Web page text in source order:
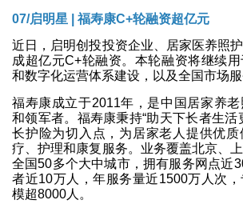
07/启明星 | 福寿康C+轮融资超亿元
近日，启明创投投资企业、居家医养照
成超亿元C+轮融资。本轮融资将继续
和数字化运营体系建设，以及全国市场服
福寿康成立于2011年，是中国居家养
和领军者。福寿康秉持“助天下长者生活
长护险为切入点，为居家老人提供优
疗、护理和康复服务。业务覆盖北京、
全国50多个大中城市，拥有服务网点近
者近10万人，年服务量近1500万人次
模超8000人。